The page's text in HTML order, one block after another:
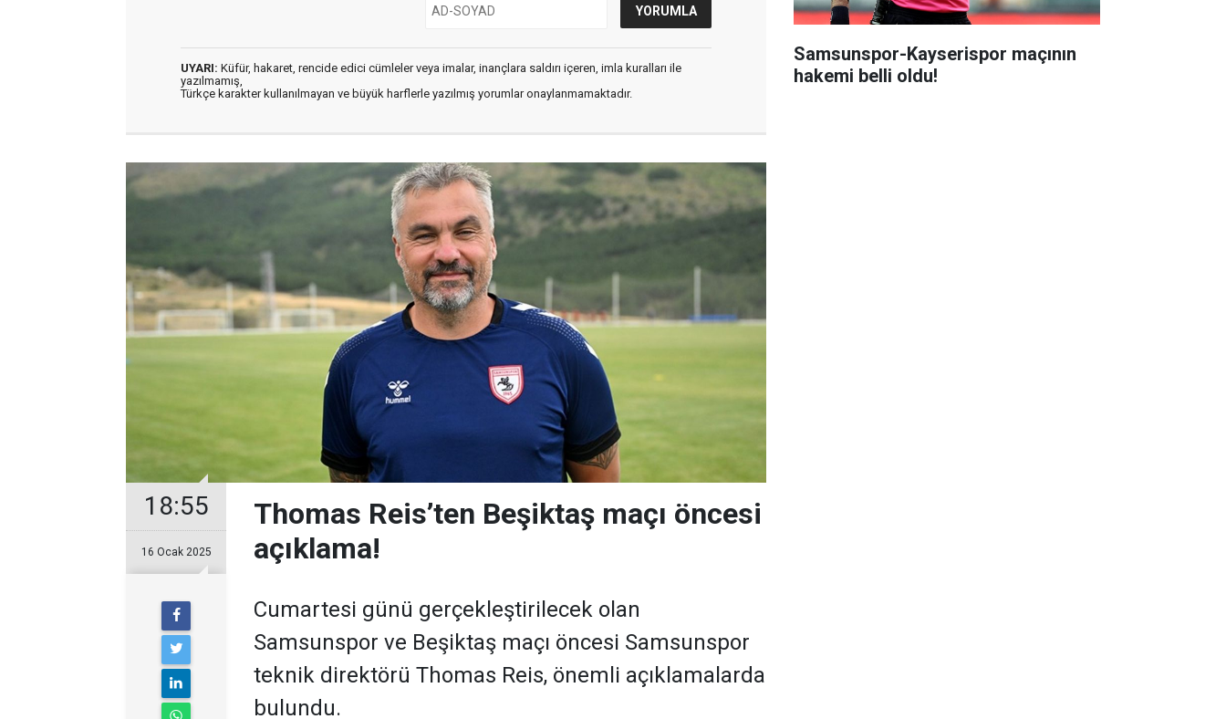
UYARI: Küfür, hakaret, rencide edici cümleler veya imalar, inançlara saldırı içeren, imla kuralları ile
yazılmamış,
Türkçe karakter kullanılmayan ve büyük harflerle yazılmış yorumlar onaylanmamaktadır.
18:55
16 Ocak 2025
Thomas Reis’ten Beşiktaş maçı öncesi
açıklama!
Cumartesi günü gerçekleştirilecek olan
Samsunspor ve Beşiktaş maçı öncesi Samsunspor
teknik direktörü Thomas Reis, önemli açıklamalarda
bulundu.
Samsunspor-Kayserispor maçının
hakemi belli oldu!